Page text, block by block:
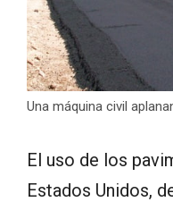
Una máquina civil
El uso de los
Estados Unidos,